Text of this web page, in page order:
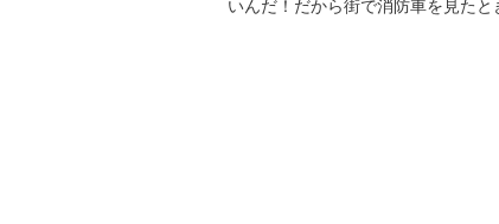
いんだ！だから街で消防車を見た